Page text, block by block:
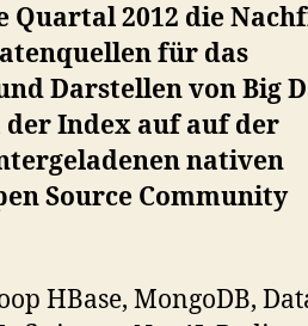
Quartal 2012 die
für das
Darstellen von Big
der Index auf auf der
nativen
Source Community
HBase, MongoDB,